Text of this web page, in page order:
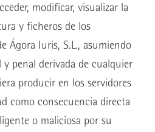
modificar, visualizar la
y ficheros de los
Ágora Iuris, S.L., asumiendo
y penal derivada de cualquier
producir en los servidores
como consecuencia directa
o maliciosa por su